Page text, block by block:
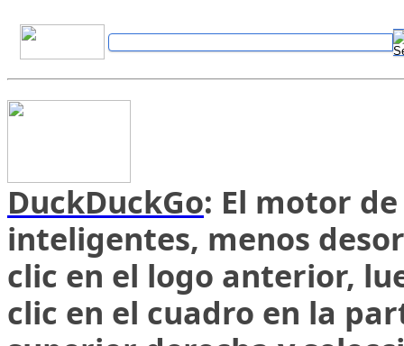
DuckDuckGo: El motor
inteligentes, menos
clic en el logo anterior,
clic en el cuadro en la